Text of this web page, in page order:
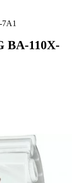
BA-110X-